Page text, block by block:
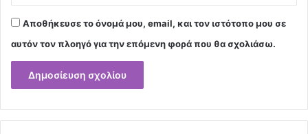
Αποθήκευσε το όνομά μου, email, και τον ιστότοπο μου σε
αυτόν τον πλοηγό για την επόμενη φορά που θα σχολιάσω.